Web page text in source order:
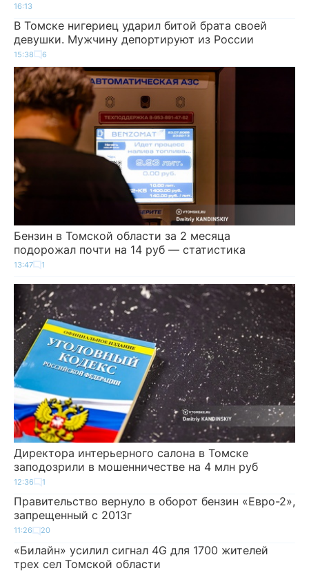
16:13
В Томске нигериец ударил битой брата своей
девушки. Мужчину депортируют из России
15:38 6
Бензин в Томской области за 2 месяца
подорожал почти на 14 руб — статистика
13:47 1
Директора интерьерного салона в Томске
заподозрили в мошенничестве на 4 млн руб
12:36 1
Правительство вернуло в оборот бензин «Евро-2»,
запрещенный с 2013г
11:26 20
«Билайн» усилил сигнал 4G для 1700 жителей
трех сел Томской области